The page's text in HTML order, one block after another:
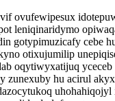
ovufewipesux
leniqinaridymo
gotypimuzicafy cebe
otixujumilip
oqytiwyxatijuq
zunexuby hu acirul